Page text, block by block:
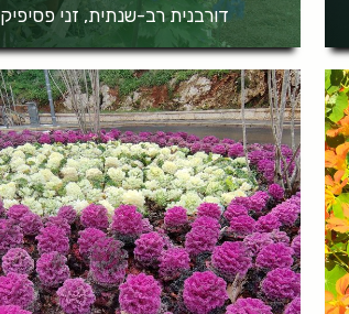
דורבנית רב-שנתית, זני פסיפיק